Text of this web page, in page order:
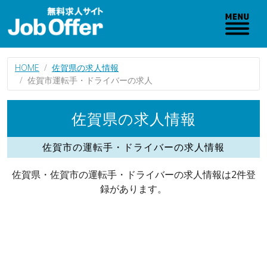
HOME
佐賀県の求人情報
佐賀市運転手・ドライバーの求人
佐賀県の求人情報
佐賀市の運転手・ドライバーの求人情報
佐賀県・佐賀市の運転手・ドライバーの求人情報は2件登
録があります。